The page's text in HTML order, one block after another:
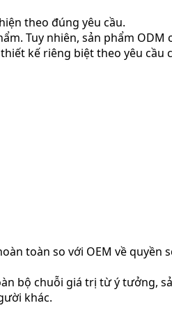
theo đúng yêu cầu.
Tuy nhiên, sản phẩm ODM
kế riêng biệt theo yêu cầu
toàn so với OEM về quyền
bộ chuỗi giá trị từ ý tưởng,
khác.